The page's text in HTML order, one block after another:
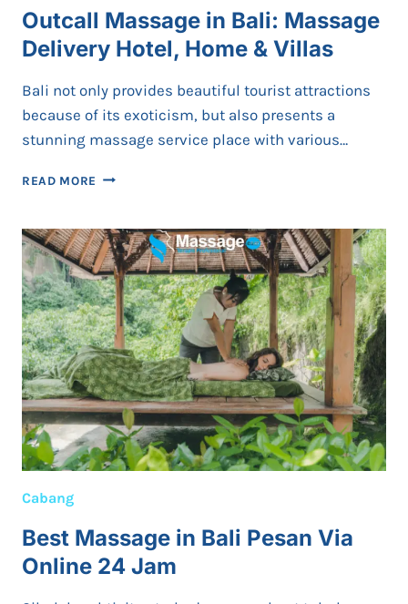
Outcall Massage in Bali: Massage
Delivery Hotel, Home & Villas
Bali not only provides beautiful tourist attractions
because of its exoticism, but also presents a
stunning massage service place with various…
READ MORE OUTCALL
BALI:
MASSAGE
DELIVERY
HOTEL,
HOME
&
VILLAS
Cabang
Best Massage in Bali Pesan Via
Online 24 Jam